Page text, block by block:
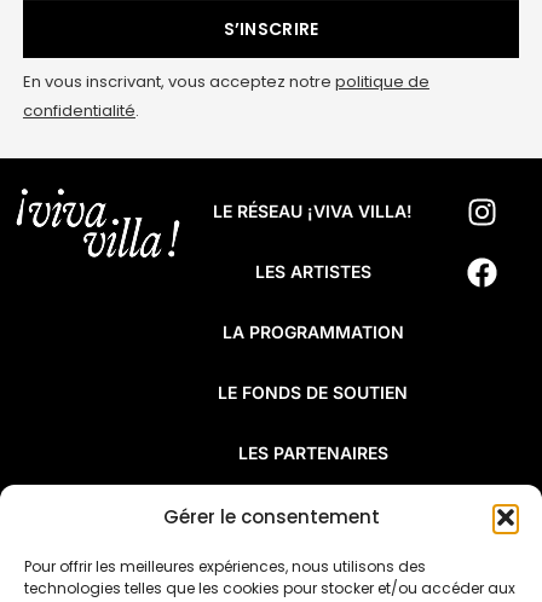
Gérer le consentement
Pour offrir les meilleures expériences, nous utilisons des
technologies telles que les cookies pour stocker et/ou accéder aux
S’INSCRIRE
En vous inscrivant, vous acceptez notre politique de
confidentialité.
LE RÉSEAU ¡VIVA VILLA!
LES ARTISTES
LA PROGRAMMATION
LE FONDS DE SOUTIEN
LES PARTENAIRES
FAQ
¡Viva Villa! est un réseau de résidences